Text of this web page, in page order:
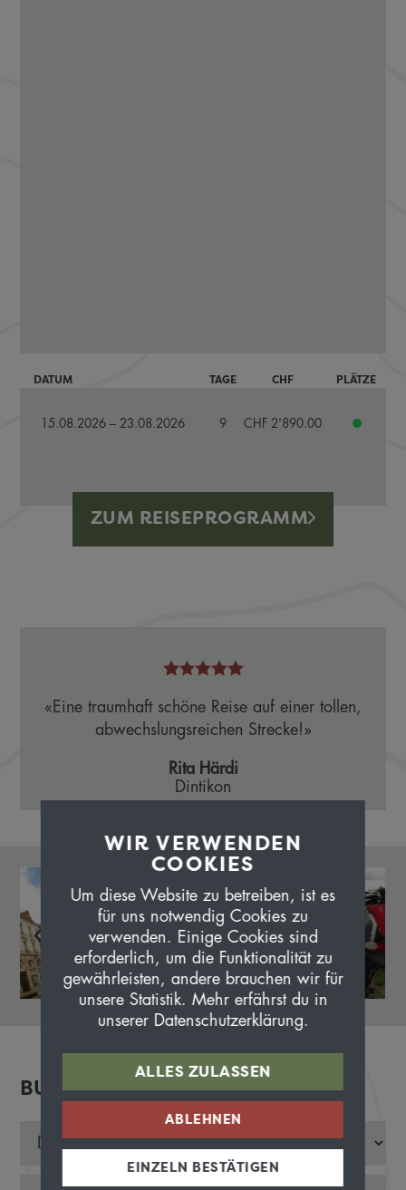
DATUM TAGE CHF PLÄTZE
15.08.2026 – 23.08.2026 9 CHF 2'890.00
ZUM REISEPROGRAMM
«Eine traumhaft schöne Reise auf einer tollen,
abwechslungsreichen Strecke!»
Rita Härdi
Dintikon
BUCHEN
WIR VERWENDEN
COOKIES
Um diese Website zu betreiben, ist es
für uns notwendig Cookies zu
verwenden. Einige Cookies sind
erforderlich, um die Funktionalität zu
gewährleisten, andere brauchen wir für
unsere Statistik. Mehr erfährst du in
unserer Datenschutzerklärung.
ALLES ZULASSEN
ABLEHNEN
EINZELN BESTÄTIGEN